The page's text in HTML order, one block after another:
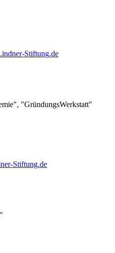
Stiftung.de
"GründungsWerkstatt"
Stiftung.de